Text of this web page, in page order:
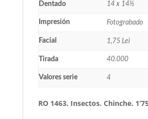
Dentado 14 x 14½
Impresión Fotograbado
Facial 1,75 Lei
Tirada 40.000
Valores serie 4
RO 1463. Insectos. Chinche.